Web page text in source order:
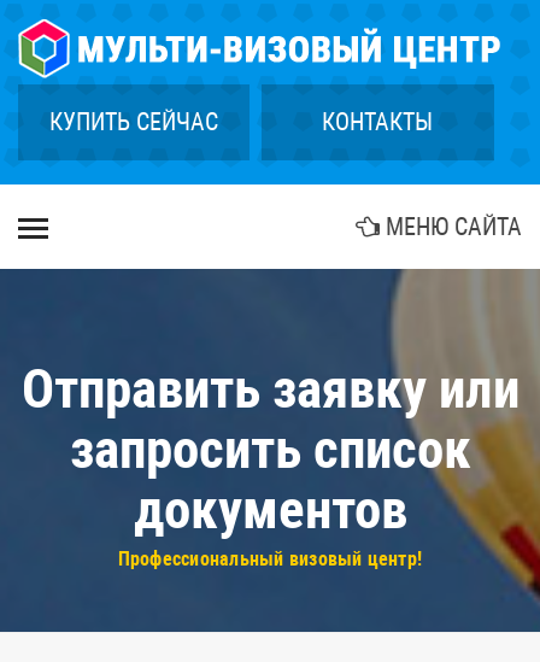
КУПИТЬ СЕЙЧАС КОНТАКТЫ
ГЛАВНАЯ
СТРАХОВАНИЕ
ГРИН КАРТА
КУПИТЬ ТУР
БИОМЕТРИЯ МЕНЮ САЙТА
×
Отправить заявку или
запросить список
документов
Профессиональный визовый центр!